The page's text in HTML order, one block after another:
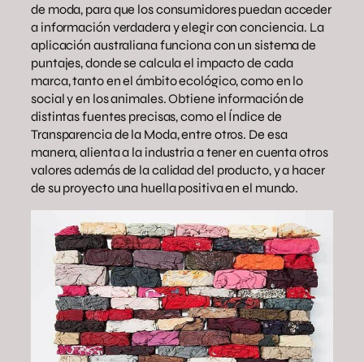
de moda, para que los consumidores puedan acceder
a información verdadera y elegir con conciencia. La
aplicación australiana funciona con un sistema de
puntajes, donde se calcula el impacto de cada
marca, tanto en el ámbito ecológico, como en lo
social y en los animales. Obtiene información de
distintas fuentes precisas, como el Índice de
Transparencia de la Moda, entre otros. De esa
manera, alienta a la industria a tener en cuenta otros
valores además de la calidad del producto, y a hacer
de su proyecto una huella positiva en el mundo.